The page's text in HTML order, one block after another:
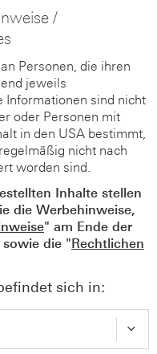
/
Personen, die ihren
jeweils
Informationen sind nicht
oder Personen mit
in den USA bestimmt,
nicht nach
worden sind.
Inhalte stellen
die Werbehinweise,
" am Ende der
die "Rechtlichen
sich in: